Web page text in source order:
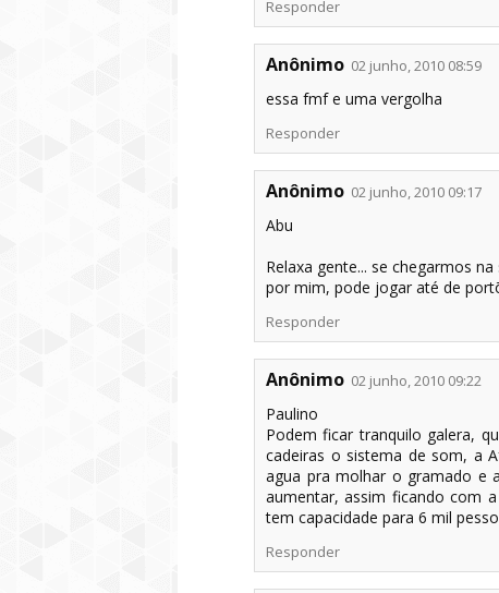
Responder
Anônimo 02 junho, 2010 08:59
essa fmf e uma vergolha
Responder
Anônimo 02 junho, 2010 09:17
Abu
Relaxa gente... se chegarmos
por mim, pode jogar até de
Responder
Anônimo 02 junho, 2010 09:22
Paulino
Podem ficar tranquilo galera,
cadeiras o sistema de som, a
agua pra molhar o gramado e
aumentar, assim ficando com
tem capacidade para 6 mil
Responder